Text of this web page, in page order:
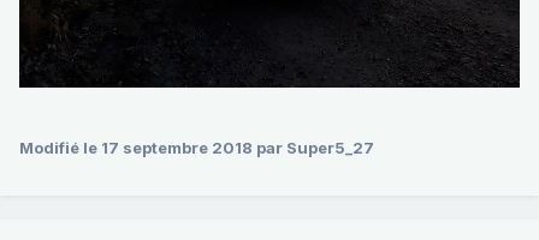
Modifié le 17 septembre 2018 par Super5_27